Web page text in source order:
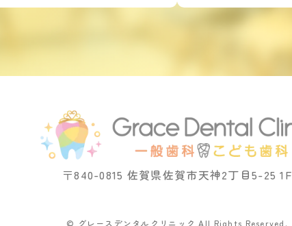
〒840-0815 佐賀県佐賀市天神2丁目5-25 1F
© グレースデンタルクリニック All Rights Reserved.